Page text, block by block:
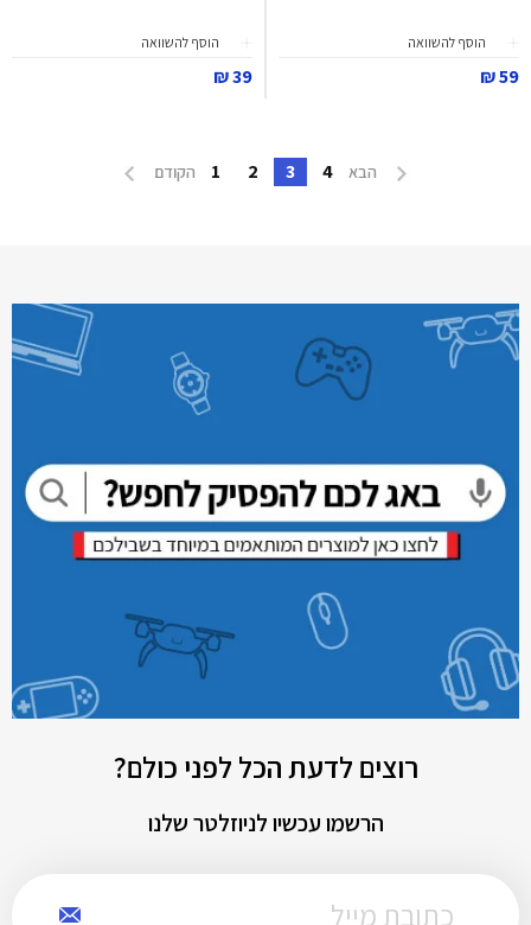
הוסף להשוואה
59 ₪
הוסף להשוואה
39 ₪
הבא 4
3
2
1 הקודם
רוצים לדעת הכל לפני כולם?
הרשמו עכשיו לניוזלטר שלנו